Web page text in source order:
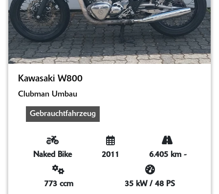
Kawasaki W800
Clubman Umbau
Gebrauchtfahrzeug
Naked Bike 2011 6.405 km -
773 ccm 35 kW / 48 PS